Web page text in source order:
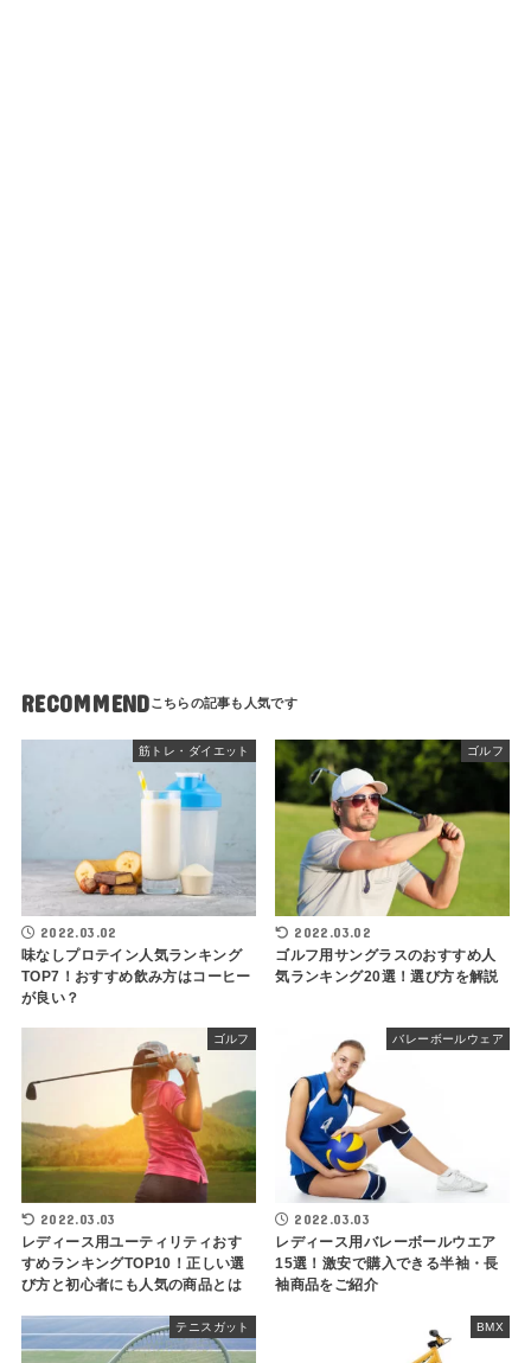
RECOMMEND
筋トレ・ダイエット
2022.03.02
味なしプロテイン人気ランキング
TOP7！おすすめ飲み方はコーヒー
が良い？
ゴルフ
2022.03.02
ゴルフ用サングラスのおすすめ人
気ランキング20選！選び方を解説
ゴルフ
2022.03.03
レディース用ユーティリティおす
すめランキングTOP10！正しい選
び方と初心者にも人気の商品とは
バレーボールウェア
2022.03.03
レディース用バレーボールウエア
15選！激安で購入できる半袖・長
袖商品をご紹介
テニスガット BMX